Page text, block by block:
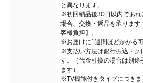
と異なります。
※初回納品後30日以内であ
場合、交換・返品を承ります
客様負担】。
※お届けに1週間ほどかかる
※支払い方法は銀行振込・ク
す。（代金引換の場合は別途
ます）
※TV機能付きタイプにつき